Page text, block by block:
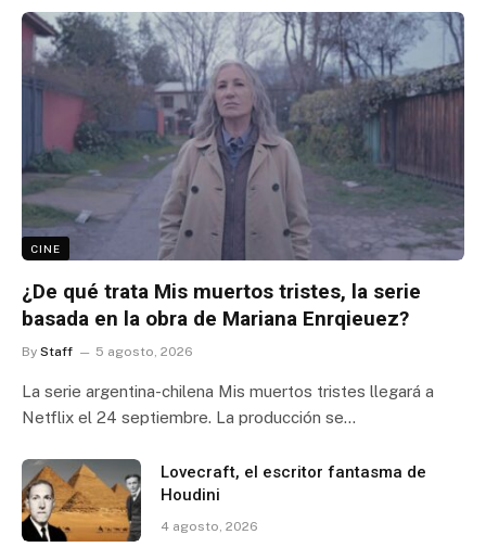
CINE
¿De qué trata Mis muertos tristes, la serie
basada en la obra de Mariana Enrqieuez?
By Staff 5 agosto, 2026
La serie argentina-chilena Mis muertos tristes llegará a
Netflix el 24 septiembre. La producción se…
Lovecraft, el escritor fantasma de
Houdini
4 agosto, 2026